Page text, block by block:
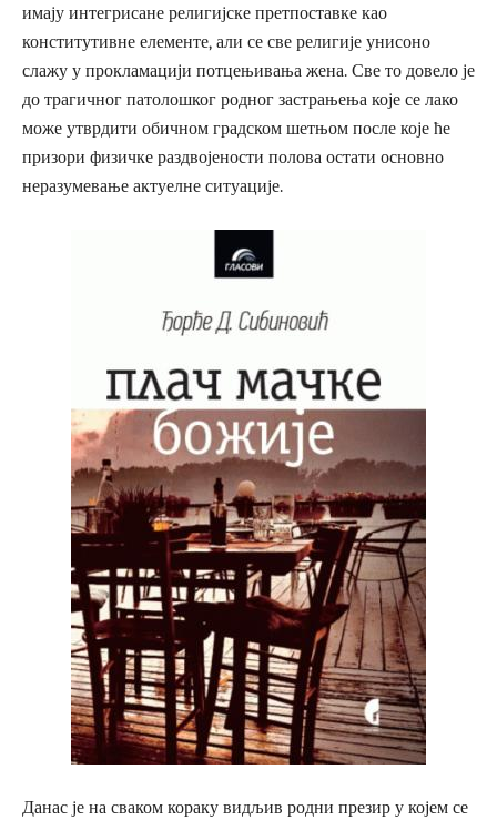
имају интегрисане религијске претпоставке као
конститутивне елементе, али се све религије унисоно
слажу у прокламацији потцењивања жена. Све то довело је
до трагичног патолошког родног застрањења које се лако
може утврдити обичном градском шетњом после које ће
призори физичке раздвојености полова остати основно
неразумевање актуелне ситуације.
Данас је на сваком кораку видљив родни презир у којем се